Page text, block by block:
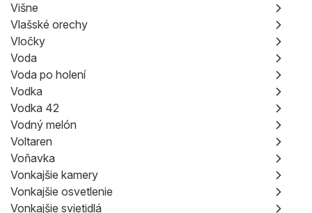
Višne
Vlašské orechy
Vločky
Voda
Voda po holení
Vodka
Vodka 42
Vodný melón
Voltaren
Voňavka
Vonkajšie kamery
Vonkajšie osvetlenie
Vonkajšie svietidlá